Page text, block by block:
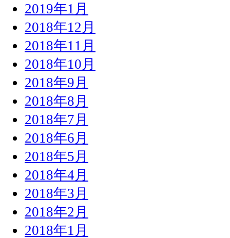
2019年1月
2018年12月
2018年11月
2018年10月
2018年9月
2018年8月
2018年7月
2018年6月
2018年5月
2018年4月
2018年3月
2018年2月
2018年1月